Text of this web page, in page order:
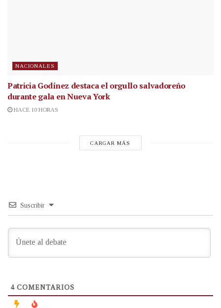
NACIONALES
Patricia Godínez destaca el orgullo salvadoreño
durante gala en Nueva York
HACE 10 HORAS
CARGAR MÁS
Suscribir
4COMENTARIOS